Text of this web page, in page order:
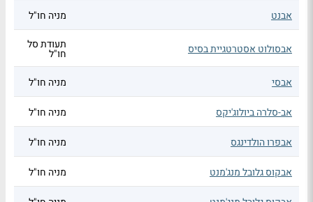
אבנט מניה חו"ל
אבסולוט אסטרטגיית בסיס תעודת סל
חו"ל
אבסי
מניה חו"ל
אב-סלרה ביולוג'יקס מניה חו"ל
אבפרו הולדינגס מניה חו"ל
אבקוס גלובל מנג'מנט מניה חו"ל